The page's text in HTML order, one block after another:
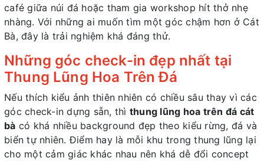
café giữa núi đá hoặc tham gia workshop hít thở nhẹ
nhàng. Với những ai muốn tìm một góc chậm hơn ở Cát
Bà, đây là trải nghiệm khá đáng thử.
Những góc check-in đẹp nhất tại
Thung Lũng Hoa Trên Đá
Nếu thích kiểu ảnh thiên nhiên có chiều sâu thay vì các
góc check-in dựng sẵn, thì thung lũng hoa trên đá cát
bà có khá nhiều background đẹp theo kiểu rừng, đá và
biển tự nhiên. Điểm hay là mỗi khu trong thung lũng lại
cho một cảm giác khác nhau nên khá dễ đổi concept